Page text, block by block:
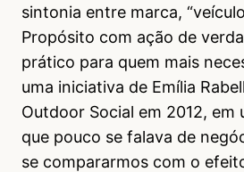
sintonia entre marca,
Propósito com ação de
prático para quem mais
uma iniciativa de Emília
Outdoor Social em 2012, em
que pouco se falava de
se compararmos com o